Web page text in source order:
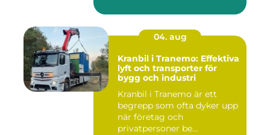
04. aug
Kranbil i Tranemo: Effektiva
lyft och transporter för
bygg och industri
Kranbil i Tranemo är ett
begrepp som ofta dyker upp
när företag och
privatpersoner be...